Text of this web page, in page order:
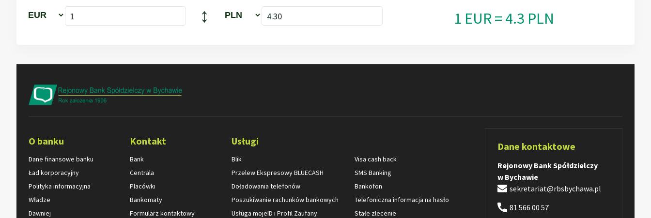
↕ 1 EUR = 4.3 PLN
O banku
Dane finansowe banku
Ład korporacyjny
Polityka informacyjna
Władze
Dawniej
Kontakt
Bank
Centrala
Placówki
Bankomaty
Formularz kontaktowy
Usługi
Blik
Przelew Ekspresowy BLUECASH
Doładowania telefonów
Poszukiwanie rachunków bankowych
Usługa mojeID i Profil Zaufany
Visa cash back
SMS Banking
Bankofon
Telefoniczna informacja na hasło
Stałe zlecenie
Dane kontaktowe
Rejonowy Bank Spółdzielczy
w Bychawie
sekretariat@rbsbychawa.pl
81 566 00 57